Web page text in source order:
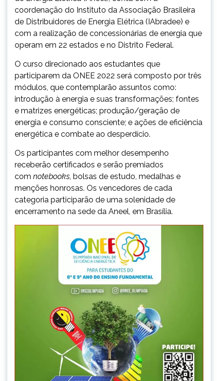
coordenação do Instituto da Associação Brasileira
de Distribuidores de Energia Elétrica (IAbradee) e
com a realização de concessionárias de energia que
operam em 22 estados e no Distrito Federal.
O curso direcionado aos estudantes que
participarem da ONEE 2022 será composto por três
módulos, que contemplarão assuntos como:
introdução à energia e suas transformações; fontes
e matrizes energéticas; produção/geração de
energia e consumo consciente; e ações de eficiência
energética e combate ao desperdício.
Os participantes com melhor desempenho
receberão certificados e serão premiados
com notebooks, bolsas de estudo, medalhas e
menções honrosas. Os vencedores de cada
categoria participarão de uma solenidade de
encerramento na sede da Aneel, em Brasília.